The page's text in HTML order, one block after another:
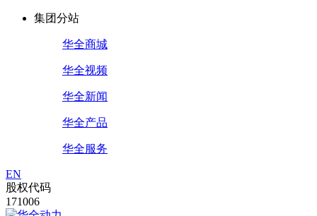
集团分站
华全商城
华全视频
华全新闻
华全产品
华全服务
EN
股权代码
171006